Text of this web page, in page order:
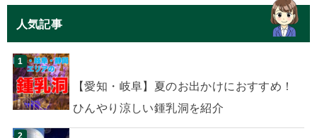
人気記事
【愛知・岐阜】夏のお出かけにおすすめ！
ひんやり涼しい鍾乳洞を紹介